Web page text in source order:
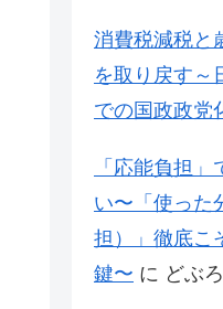
消費税減税と
を取り戻す～
での国政政党
「応能負担
い〜「使った
担）」徹底こ
鍵〜 に どぶ